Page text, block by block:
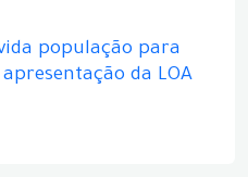
população para
da LOA